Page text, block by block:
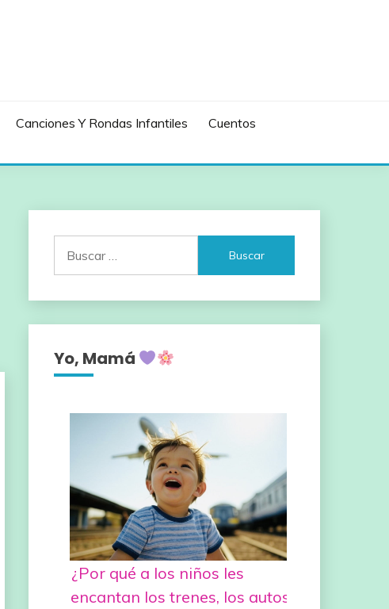
Canciones Y Rondas Infantiles
Cuentos
Yo, Mamá
¿Por qué a los niños les
encantan los trenes, los autos